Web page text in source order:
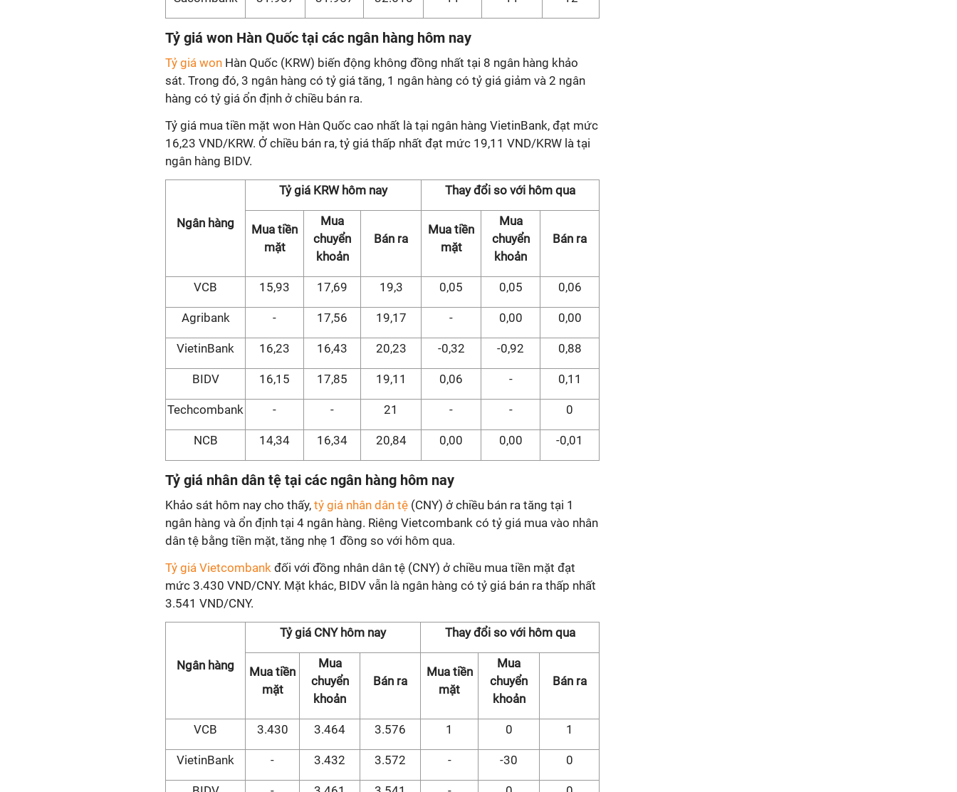
Tỷ giá won Hàn Quốc tại các ngân hàng hôm nay
Tỷ giá won Hàn Quốc (KRW) biến động không đồng nhất tại 8 ngân hàng khảo
sát. Trong đó, 3 ngân hàng có tỷ giá tăng, 1 ngân hàng có tỷ giá giảm và 2 ngân
hàng có tỷ giá ổn định ở chiều bán ra.
Tỷ giá mua tiền mặt won Hàn Quốc cao nhất là tại ngân hàng VietinBank, đạt mức
16,23 VND/KRW. Ở chiều bán ra, tỷ giá thấp nhất đạt mức 19,11 VND/KRW là tại
ngân hàng BIDV.
Ngân hàng
Tỷ giá KRW hôm nay Thay đổi so với hôm qua
Mua tiền
mặt
Mua
chuyển
khoản
Bán ra
Mua tiền
mặt
Mua
chuyển
khoản
Bán ra
VCB 15,93 17,69 19,3 0,05 0,05 0,06
Agribank - 17,56 19,17 - 0,00 0,00
VietinBank 16,23 16,43 20,23 -0,32 -0,92 0,88
BIDV 16,15 17,85 19,11 0,06 - 0,11
Techcombank - - 21 - - 0
NCB 14,34 16,34 20,84 0,00 0,00 -0,01
Tỷ giá nhân dân tệ tại các ngân hàng hôm nay
Khảo sát hôm nay cho thấy, tỷ giá nhân dân tệ (CNY) ở chiều bán ra tăng tại 1
ngân hàng và ổn định tại 4 ngân hàng. Riêng Vietcombank có tỷ giá mua vào nhân
dân tệ bằng tiền mặt, tăng nhẹ 1 đồng so với hôm qua.
Tỷ giá Vietcombank đối với đồng nhân dân tệ (CNY) ở chiều mua tiền mặt đạt
mức 3.430 VND/CNY. Mặt khác, BIDV vẫn là ngân hàng có tỷ giá bán ra thấp nhất
3.541 VND/CNY.
Ngân hàng
Tỷ giá CNY hôm nay Thay đổi so với hôm qua
Mua tiền
mặt
Mua
chuyển
khoản
Bán ra
Mua tiền
mặt
Mua
chuyển
khoản
Bán ra
VCB 3.430 3.464 3.576 1 0 1
VietinBank - 3.432 3.572 - -30 0